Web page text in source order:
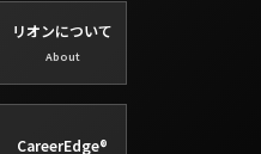
リオンについて
About
CareerEdge®